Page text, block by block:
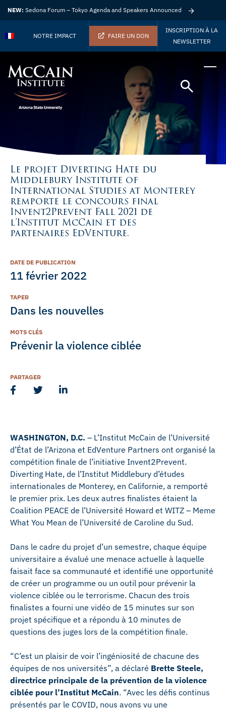
NEW: Sedona Forum – Tokyo Agenda and Speakers Announced
NOTRE IMPACT FAIRE UN DON
INSCRIPTION À LA
NEWSLETTER
Le projet Diverting Hate du
Middlebury Institute of
International Studies at Monterey
remporte le concours final
Invent2Prevent Fall 2021 de
l’Institut McCain et des
partenaires EdVenture.
WASHINGTON, D.C. – L’Institut McCain de l’Université
d’État de l’Arizona et EdVenture Partners ont organisé la
compétition finale de l’initiative Invent2Prevent.
Diverting Hate, de l’Institut Middlebury d’études
internationales de Monterey, en Californie, a remporté
le premier prix. Les deux autres finalistes étaient la
Coalition PEACE de l’Université Howard et WITZ – Meme
What You Mean de l’Université de Caroline du Sud.
Dans le cadre du projet d’un semestre, chaque équipe
universitaire a évalué une menace actuelle à laquelle
faisait face sa communauté et identifié une opportunité
de créer un programme ou un outil pour prévenir la
violence ciblée ou le terrorisme. Chacun des trois
finalistes a fourni une vidéo de 15 minutes sur son
projet spécifique et a répondu à 10 minutes de
questions des juges lors de la compétition finale.
“C’est un plaisir de voir l’ingéniosité de chacune des
équipes de nos universités”, a déclaré Brette Steele,
directrice principale de la prévention de la violence
ciblée pour l’Institut McCain. “Avec les défis continus
présentés par le COVID, nous avons vu une
DATE DE PUBLICATION
11 février 2022
TAPER
Dans les nouvelles
MOTS CLÉS
Prévenir la violence ciblée
PARTAGER